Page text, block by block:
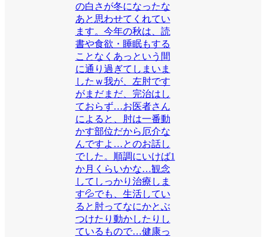
の白さが冬になったな
あと思わせてくれてい
ます。今年の秋は、読
書や食欲・睡眠もする
ことなくあっという間
に通り過ぎてしまいま
したｗ我が、左肘です
がまだまだ、完治はし
ておらず…お医者さん
によると、肘は一番動
かす部位だから厄介な
んですよ…とのお話し
でした。順調にいけば1
か月くらいかな…観念
してしっかり治療しま
す💦でも、生活してい
ると肘ってなにかとぶ
つけたり動かしたりし
ているもので…健康っ